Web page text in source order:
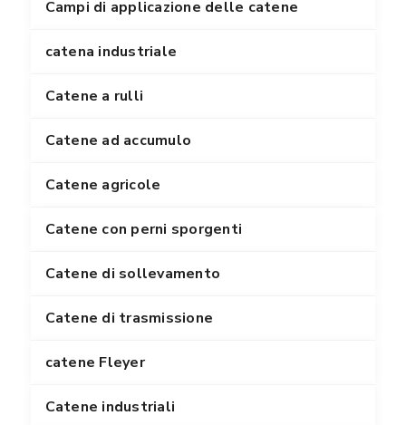
Campi di applicazione delle catene
catena industriale
Catene a rulli
Catene ad accumulo
Catene agricole
Catene con perni sporgenti
Catene di sollevamento
Catene di trasmissione
catene Fleyer
Catene industriali